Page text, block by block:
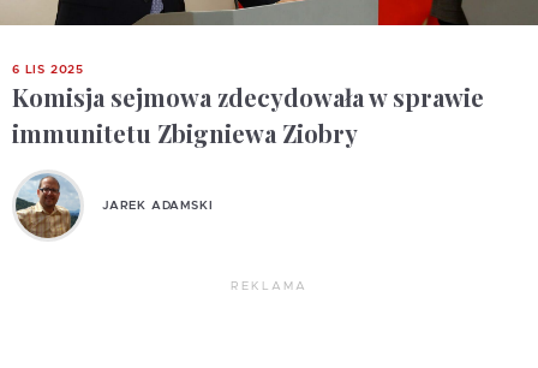
6 LIS 2025
Komisja sejmowa zdecydowała w sprawie
immunitetu Zbigniewa Ziobry
JAREK ADAMSKI
REKLAMA